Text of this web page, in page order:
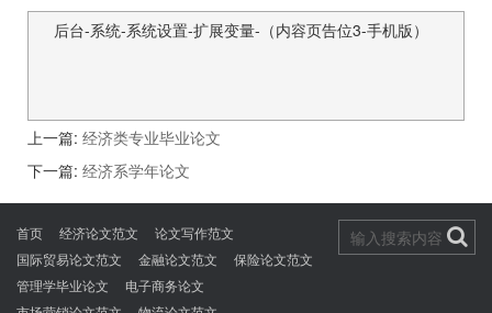
后台-系统-系统设置-扩展变量-（内容页告位3-手机版）
上一篇: 经济类专业毕业论文
下一篇: 经济系学年论文
首页 经济论文范文
论文写作范文
国际贸易论文范文
金融论文范文
保险论文范文
管理学毕业论文
电子商务论文